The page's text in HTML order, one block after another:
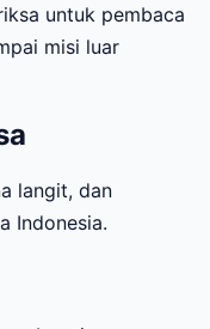
untuk pembaca
misi luar
langit, dan
Indonesia.